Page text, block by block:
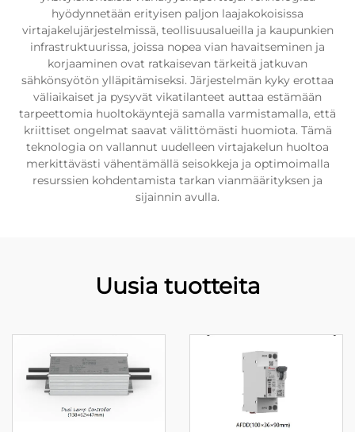
hyödynnetään erityisen paljon laajakokoisissa
virtajakelujärjestelmissä, teollisuusalueilla ja kaupunkien
infrastruktuurissa, joissa nopea vian havaitseminen ja
korjaaminen ovat ratkaisevan tärkeitä jatkuvan
sähkönsyötön ylläpitämiseksi. Järjestelmän kyky erottaa
väliaikaiset ja pysyvät vikatilanteet auttaa estämään
tarpeettomia huoltokäyntejä samalla varmistamalla, että
kriittiset ongelmat saavat välittömästi huomiota. Tämä
teknologia on vallannut uudelleen virtajakelun huoltoa
merkittävästi vähentämällä seisokkeja ja optimoimalla
resurssien kohdentamista tarkan vianmäärityksen ja
sijainnin avulla.
Uusia tuotteita